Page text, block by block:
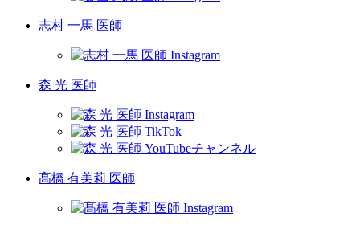
志村 一馬 医師
森 光 医師
髙橋 有美莉 医師